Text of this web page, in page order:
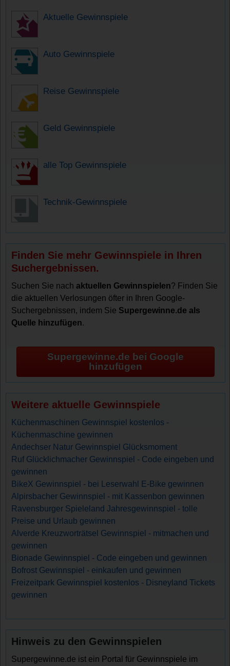
Aktuelle Gewinnspiele
Auto Gewinnspiele
Reise Gewinnspiele
Geld Gewinnspiele
alle Top Gewinnspiele
Technik-Gewinnspiele
Finden Sie mehr Gewinnspiele in Ihren
Suchergebnissen.
Suchen Sie nachaktuellen Gewinnspielen? Finden Sie
die aktuellen Verlosungen öfter in Ihren Google-
Suchergebnissen, indem Sie Supergewinne.de als
Quelle hinzufügen.
Supergewinne.de bei Google
hinzufügen
Weitere aktuelle Gewinnspiele
Küchenmaschinen Gewinnspiel kostenlos -
Küchenmaschine gewinnen
Andechser Natur Gewinnspiel Glücksmoment
Ruf Glücklichmacher Gewinnspiel - Code eingeben und
gewinnen
BikeX Gewinnspiel - bei Leserwahl E-Bike gewinnen
Alpirsbacher Gewinnspiel - mit Kassenbon gewinnen
Ravensburger Spieleland Jahresgewinnspiel - tolle
Preise und Urlaub gewinnen
Alverde Kreuzworträtsel Gewinnspiel - mitmachen und
gewinnen
Bionade Gewinnspiel - Code eingeben und gewinnen
Bofrost Gewinnspiel - einkaufen und gewinnen
Freizeitpark Gewinnspiel kostenlos - Disneyland Tickets
gewinnen
Hinweis zu den Gewinnspielen
Supergewinne.de ist ein Portal für Gewinnspiele im